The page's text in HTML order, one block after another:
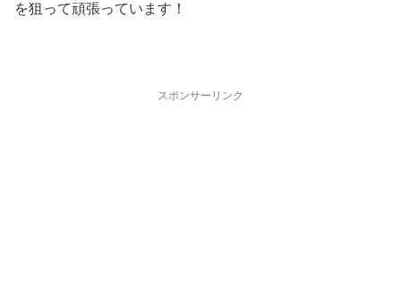
を狙って頑張っています！
スポンサーリンク